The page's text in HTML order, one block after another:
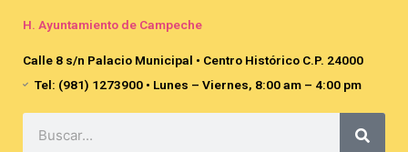
H. Ayuntamiento de Campeche
Calle 8 s/n Palacio Municipal • Centro Histórico C.P. 24000
Tel: (981) 1273900 • Lunes – Viernes, 8:00 am – 4:00 pm